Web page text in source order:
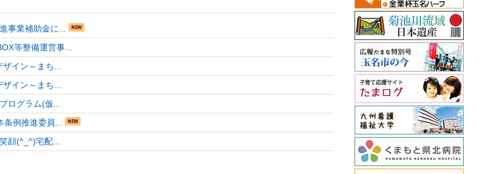
事業補助金に...
等整備運営事...
ザイン～まち...
ザイン～まち...
ログラム(仮...
例推進委員...
顔(^_^)宅配...